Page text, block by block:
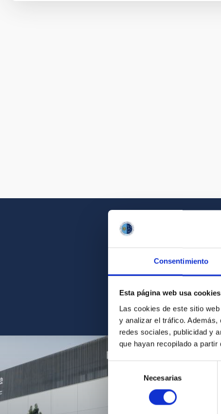
Consentimiento
Esta página web usa cookies
Las cookies de este sitio
y analizar el tráfico.
redes sociales, publicidad y
que hayan recopilado a
de
consentimiento
Necesarias